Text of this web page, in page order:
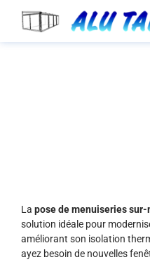
La pose de menuiseries sur-
solution idéale pour
améliorant son isolation
ayez besoin de nouvelles